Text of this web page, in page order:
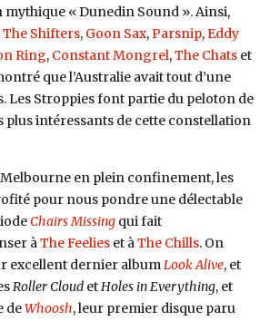
mythique « Dunedin Sound ». Ainsi,
The Shifters, Goon Sax,Parsnip,Eddy
Ring, Constant Mongrel,The Chatset
que l’Australie avait tout d’une
Les Stroppies font partie du peloton de
plus intéressants de cette constellation
en plein confinement, les
pour nous pondre une délectable
Chairs Missingqui fait
àThe Feelieset àThe Chills. On
excellent dernier albumLook Alive, et
Roller Cloud etHoles in Everything, et
deWhoosh, leur premier disque paru